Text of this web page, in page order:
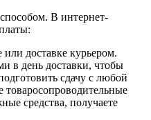
В интернет-
доставке курьером.
в день доставки, чтобы
сдачу с любой
средства, получаете